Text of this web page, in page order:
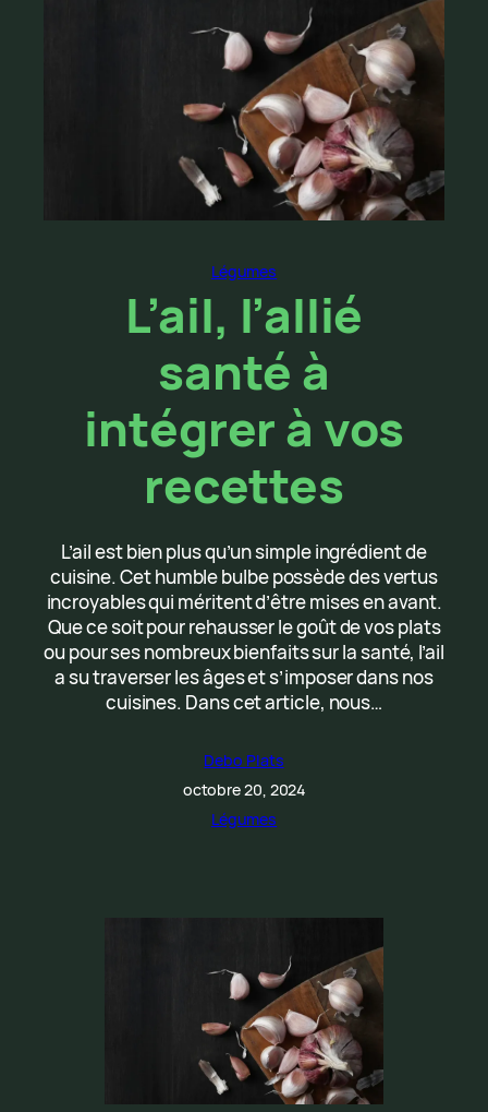
Légumes
L’ail, l’allié
santé à
intégrer à vos
recettes
L’ail est bien plus qu’un simple ingrédient de
cuisine. Cet humble bulbe possède des vertus
incroyables qui méritent d’être mises en avant.
Que ce soit pour rehausser le goût de vos plats
ou pour ses nombreux bienfaits sur la santé, l’ail
a su traverser les âges et s’imposer dans nos
cuisines. Dans cet article, nous…
Debo Plats
octobre 20, 2024
Légumes